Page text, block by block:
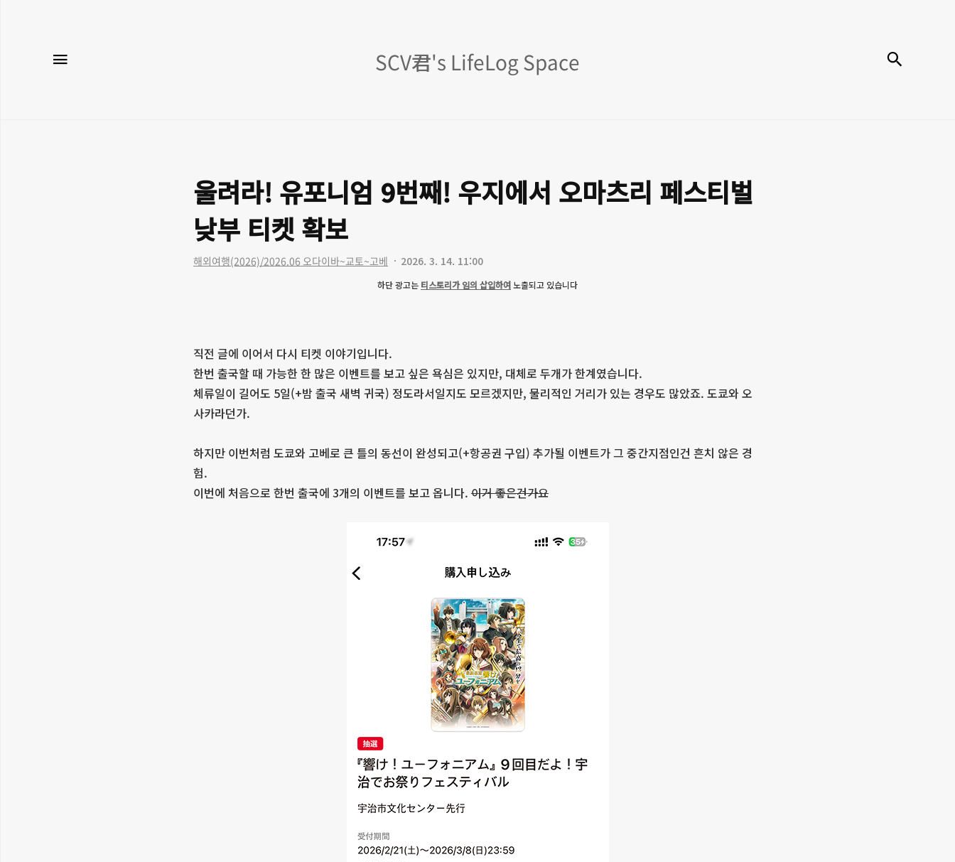
君's
SCV君's LifeLog Space
울려라! 유포니엄 9번째! 우지에서 오마츠리 페스티벌
낮부 티켓 확보
해외여행(2026)/2026.06 오다이바~교토~고베 2026. 3. 14. 11:00
하단 광고는 티스토리가 임의 삽입하여노출되고 있습니다
직전 글에 이어서 다시 티켓 이야기입니다.
한번 출국할 때 가능한 한 많은 이벤트를 보고 싶은 욕심은 있지만, 대체로 두개가 한계였습니다.
체류일이 길어도 5일(+밤 출국 새벽 귀국) 정도라서일지도 모르겠지만, 물리적인 거리가 있는 경우도 많았죠. 도쿄와 오
사카라던가.
하지만 이번처럼 도쿄와 고베로 큰 틀의 동선이 완성되고(+항공권 구입) 추가될 이벤트가 그 중간지점인건 흔치 않은 경
험.
이번에 처음으로 한번 출국에 3개의 이벤트를 보고 옵니다. 이거 좋은건가요